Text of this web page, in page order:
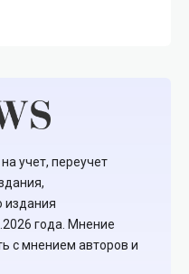
учет, переучет
издания
года. Мнение
с мнением авторов и